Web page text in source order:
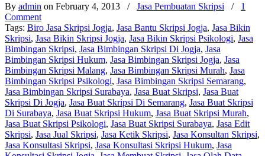
By admin on February 4, 2013 / Jasa Pembuatan Skripsi / 1
Comment
Tags: Biro Jasa Skripsi Jogja, Jasa Bantu Skripsi Jogja, Jasa Bikin
Skripsi, Jasa Bikin Skripsi Jogja, Jasa Bikin Skripsi Psikologi, Jasa
Bimbingan Skripsi, Jasa Bimbingan Skripsi Di Jogja, Jasa
Bimbingan Skripsi Hukum, Jasa Bimbingan Skripsi Jogja, Jasa
Bimbingan Skripsi Malang, Jasa Bimbingan Skripsi Murah, Jasa
Bimbingan Skripsi Psikologi, Jasa Bimbingan Skripsi Semarang,
Jasa Bimbingan Skripsi Surabaya, Jasa Buat Skripsi, Jasa Buat
Skripsi Di Jogja, Jasa Buat Skripsi Di Semarang, Jasa Buat Skripsi
Di Surabaya, Jasa Buat Skripsi Hukum, Jasa Buat Skripsi Murah,
Jasa Buat Skripsi Psikologi, Jasa Buat Skripsi Surabaya, Jasa Edit
Skripsi, Jasa Jual Skripsi, Jasa Ketik Skripsi, Jasa Konsultan Skripsi,
Jasa Konsultasi Skripsi, Jasa Konsultasi Skripsi Hukum, Jasa